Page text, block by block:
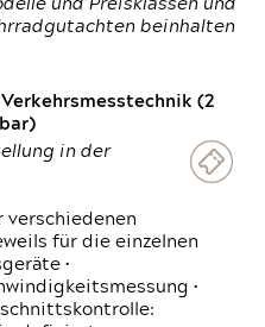
und Preisklassen und
beinhalten
(2
in der
verschiedenen
für die einzelnen
•
•